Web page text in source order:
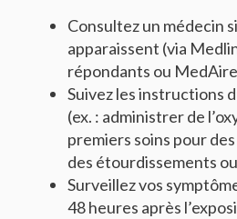
Consultez un médecin
apparaissent (via
répondants ou
Suivez les instructions
(ex. : administrer de
premiers soins pour
des étourdissements
Surveillez vos
48 heures après